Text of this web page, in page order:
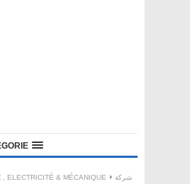
, ELECTRICITÉ & MÉCANIQUE
شركة